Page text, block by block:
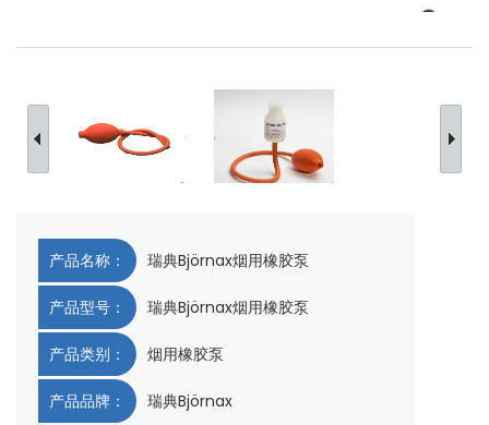
产品名称： 瑞典Björnax烟用橡胶泵
产品型号： 瑞典Björnax烟用橡胶泵
产品类别： 烟用橡胶泵
产品品牌： 瑞典Björnax